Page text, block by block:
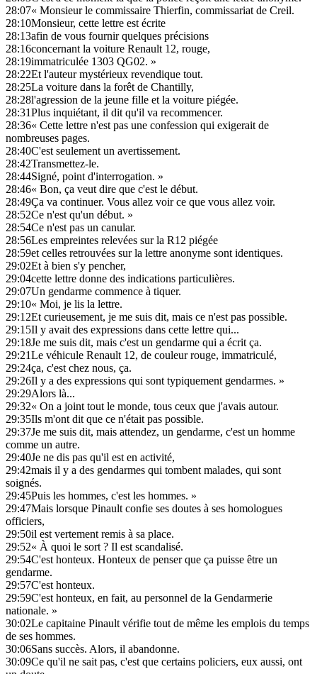
28:07« Monsieur le commissaire Thierfin, commissariat de Creil.
28:10Monsieur, cette lettre est écrite
28:13afin de vous fournir quelques précisions
28:16concernant la voiture Renault 12, rouge,
28:19immatriculée 1303 QG02. »
28:22Et l'auteur mystérieux revendique tout.
28:25La voiture dans la forêt de Chantilly,
28:28l'agression de la jeune fille et la voiture piégée.
28:31Plus inquiétant, il dit qu'il va recommencer.
28:36« Cette lettre n'est pas une confession qui exigerait de
nombreuses pages.
28:40C'est seulement un avertissement.
28:42Transmettez-le.
28:44Signé, point d'interrogation. »
28:46« Bon, ça veut dire que c'est le début.
28:49Ça va continuer. Vous allez voir ce que vous allez voir.
28:52Ce n'est qu'un début. »
28:54Ce n'est pas un canular.
28:56Les empreintes relevées sur la R12 piégée
28:59et celles retrouvées sur la lettre anonyme sont identiques.
29:02Et à bien s'y pencher,
29:04cette lettre donne des indications particulières.
29:07Un gendarme commence à tiquer.
29:10« Moi, je lis la lettre.
29:12Et curieusement, je me suis dit, mais ce n'est pas possible.
29:15Il y avait des expressions dans cette lettre qui...
29:18Je me suis dit, mais c'est un gendarme qui a écrit ça.
29:21Le véhicule Renault 12, de couleur rouge, immatriculé,
29:24ça, c'est chez nous, ça.
29:26Il y a des expressions qui sont typiquement gendarmes. »
29:29Alors là...
29:32« On a joint tout le monde, tous ceux que j'avais autour.
29:35Ils m'ont dit que ce n'était pas possible.
29:37Je me suis dit, mais attendez, un gendarme, c'est un homme
comme un autre.
29:40Je ne dis pas qu'il est en activité,
29:42mais il y a des gendarmes qui tombent malades, qui sont
soignés.
29:45Puis les hommes, c'est les hommes. »
29:47Mais lorsque Pinault confie ses doutes à ses homologues
officiers,
29:50il est vertement remis à sa place.
29:52« À quoi le sort ? Il est scandalisé.
29:54C'est honteux. Honteux de penser que ça puisse être un
gendarme.
29:57C'est honteux.
29:59C'est honteux, en fait, au personnel de la Gendarmerie
nationale. »
30:02Le capitaine Pinault vérifie tout de même les emplois du temps
de ses hommes.
30:06Sans succès. Alors, il abandonne.
30:09Ce qu'il ne sait pas, c'est que certains policiers, eux aussi, ont